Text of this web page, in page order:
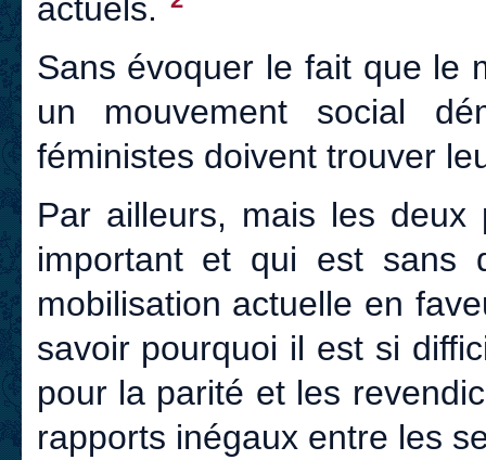
actuels.
Sans évoquer le fait que le
un mouvement social
féministes doivent trouver
Par ailleurs, mais les
important et qui est sans
mobilisation actuelle en
savoir pourquoi il est si
pour la parité et les
rapports inégaux entre les